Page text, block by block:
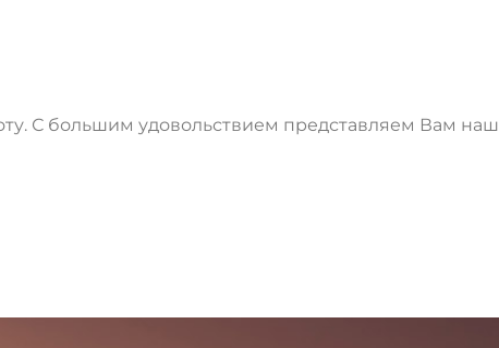
С большим удовольствием представляем Вам наш